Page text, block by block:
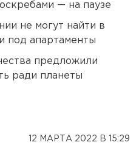
— на паузе
не могут найти в
под апартаменты
предложили
ради планеты
12 МАРТА 2022 В 15:29